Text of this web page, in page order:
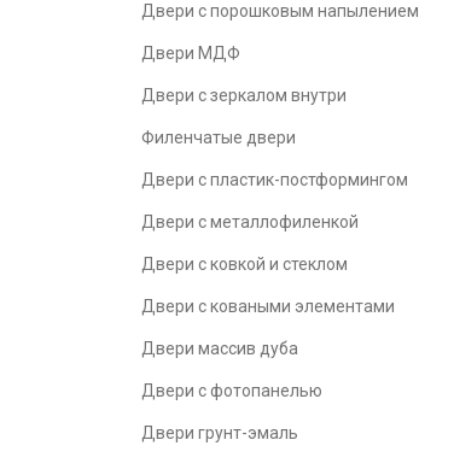
Двери с порошковым напылением
Двери МДФ
Двери с зеркалом внутри
Филенчатые двери
Двери с пластик-постформингом
Двери с металлофиленкой
Двери с ковкой и стеклом
Двери с коваными элементами
Двери массив дуба
Двери с фотопанелью
Двери грунт-эмаль